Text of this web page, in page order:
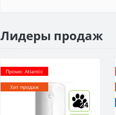
Лидеры продаж
Промо: Atlantic
Хит продаж
24